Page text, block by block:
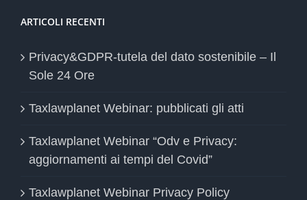
ARTICOLI RECENTI
Privacy&GDPR-tutela del dato sostenibile – Il
Sole 24 Ore
Taxlawplanet Webinar: pubblicati gli atti
Taxlawplanet Webinar “Odv e Privacy:
aggiornamenti ai tempi del Covid”
Taxlawplanet Webinar Privacy Policy